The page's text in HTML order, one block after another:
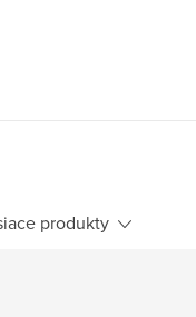
produkty